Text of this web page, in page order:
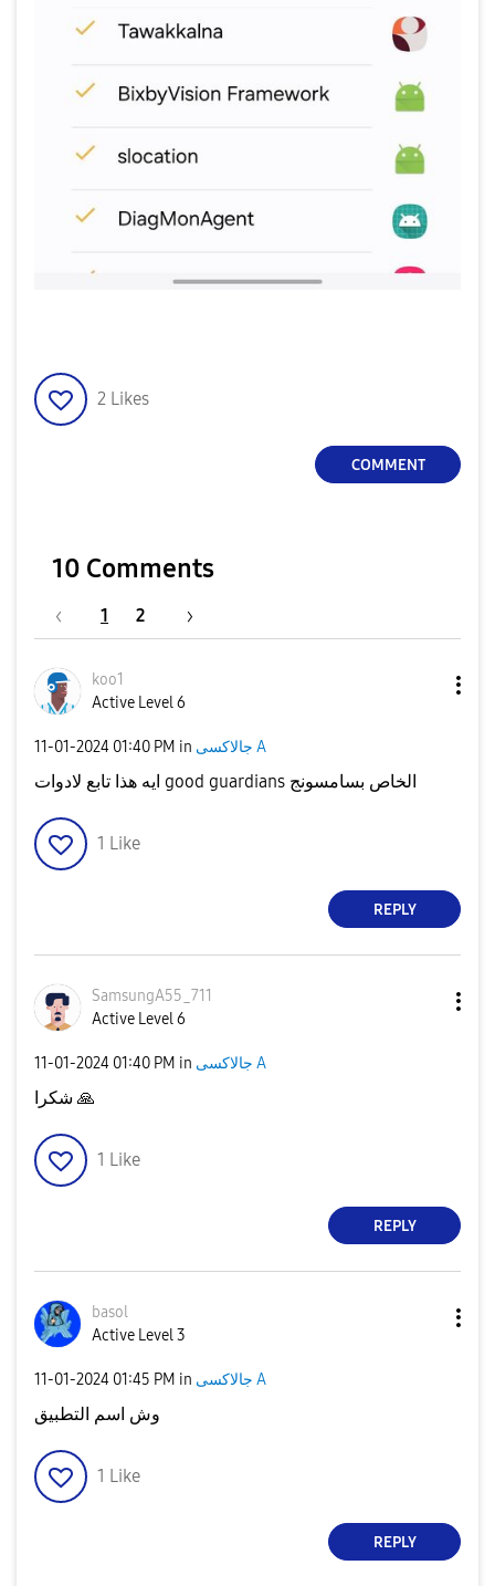
2 Likes
COMMENT
10 Comments
1 2
koo1
Active Level 6
‎11-01-2024 01:40 PM in جالاكسى A
ايه هذا تابع لادوات good guardians الخاص بسامسونج
1 Like
REPLY
SamsungA55_711
Active Level 6
‎11-01-2024 01:40 PM in جالاكسى A
🙏
1 Like
REPLY
basol
Active Level 3
‎11-01-2024 01:45 PM in جالاكسى A
وش اسم التطبيق
1 Like
REPLY